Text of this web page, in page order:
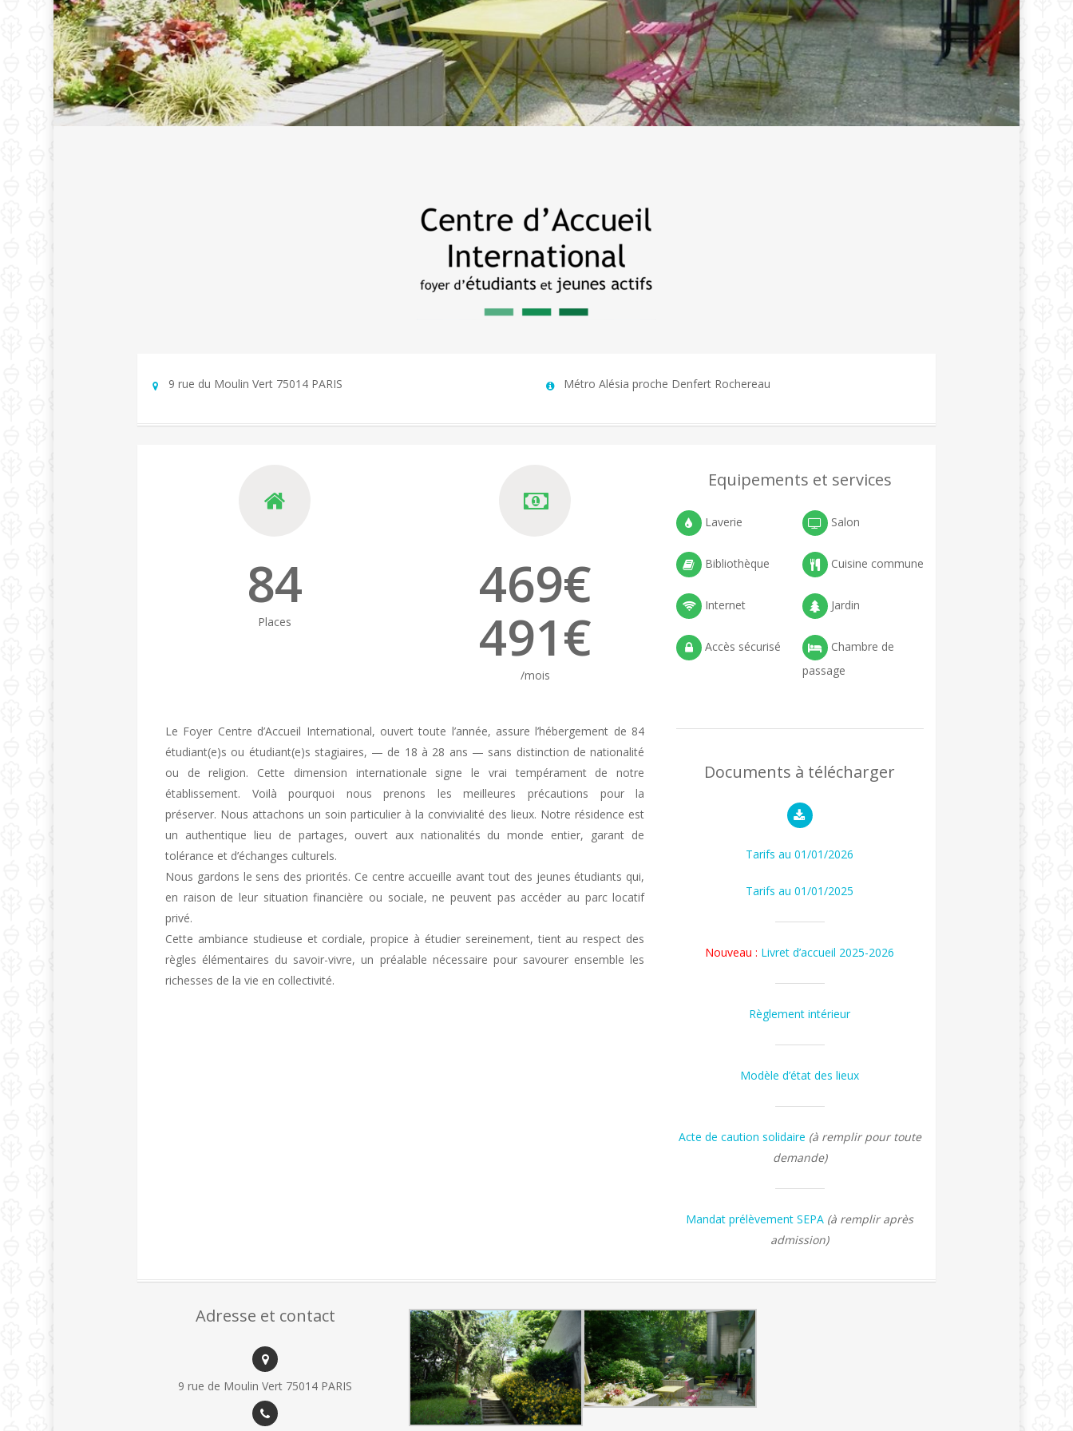
9 rue du Moulin Vert 75014 PARIS Métro Alésia proche Denfert Rochereau
84
Places
469€
491€
/mois
Le Foyer Centre d’Accueil International, ouvert toute l’année, assure l’hébergement de 84
étudiant(e)s ou étudiant(e)s stagiaires, — de 18 à 28 ans — sans distinction de nationalité
ou de religion. Cette dimension internationale signe le vrai tempérament de notre
établissement. Voilà pourquoi nous prenons les meilleures précautions pour la
préserver. Nous attachons un soin particulier à la convivialité des lieux. Notre résidence est
un authentique lieu de partages, ouvert aux nationalités du monde entier, garant de
tolérance et d’échanges culturels.
Nous gardons le sens des priorités. Ce centre accueille avant tout des jeunes étudiants qui,
en raison de leur situation financière ou sociale, ne peuvent pas accéder au parc locatif
privé.
Cette ambiance studieuse et cordiale, propice à étudier sereinement, tient au respect des
règles élémentaires du savoir-vivre, un préalable nécessaire pour savourer ensemble les
richesses de la vie en collectivité.
Equipements et services
Laverie
Bibliothèque
Internet
Accès sécurisé
Salon
Cuisine commune
Jardin
Chambre de
passage
Documents à télécharger
Tarifs au 01/01/2026
Tarifs au 01/01/2025
Nouveau : Livret d’accueil 2025-2026
Règlement intérieur
Modèle d’état des lieux
Acte de caution solidaire (à remplir pour toute
demande)
Mandat prélèvement SEPA (à remplir après
admission)
Adresse et contact
9 rue de Moulin Vert 75014 PARIS